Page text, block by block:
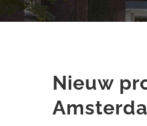
Nieuw